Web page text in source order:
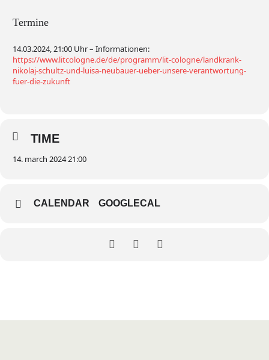
Termine
14.03.2024, 21:00 Uhr – Informationen:
https://www.litcologne.de/de/programm/lit-cologne/landkrank-
nikolaj-schultz-und-luisa-neubauer-ueber-unsere-verantwortung-
fuer-die-zukunft
TIME
14. march 2024 21:00
CALENDAR GOOGLECAL